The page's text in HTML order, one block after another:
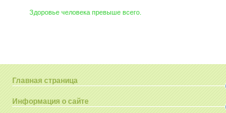
Здоровье человека превыше всего.
Главная страница
Информация о сайте